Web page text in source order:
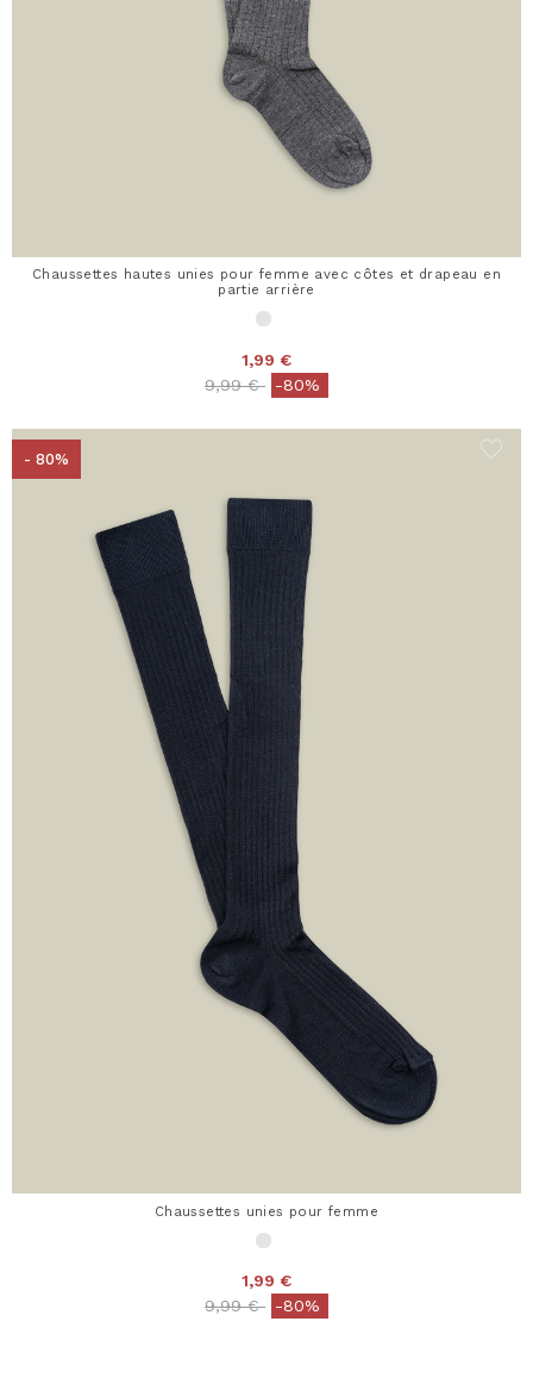
Chaussettes hautes unies pour femme avec côtes et drapeau en
partie arrière
1,99 €
Price reduced from
9,99 €to-80%
- 80%
Chaussettes unies pour femme
1,99 €
Price reduced from
9,99 €to-80%